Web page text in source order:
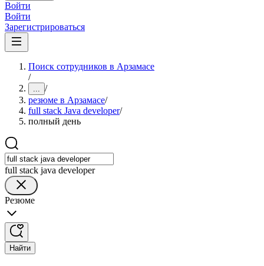
Войти
Войти
Зарегистрироваться
Поиск сотрудников в Арзамасе
/
... /
резюме в Арзамасе/
full stack Java developer/
полный день
full stack java developer
Резюме
Найти